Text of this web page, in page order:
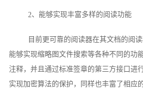
2、能够实现丰富多样的阅读功能
目前更可靠的阅读器在其文档的阅
能够实现缩略图文件搜索等各种不同的功
注释，并且通过标准签章的第三方接口进
实现加密算法的保护，同样也丰富了相应